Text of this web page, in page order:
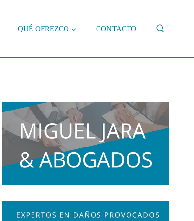
QUÉ OFREZCO CONTACTO